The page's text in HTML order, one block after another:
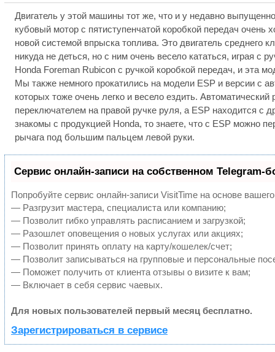
Двигатель у этой машины тот же, что и у недавно
кубовый мотор с пятиступенчатой коробкой передач очень
новой системой впрыска топлива. Это двигатель среднего
никуда не деться, но с ним очень весело кататься, играя с
Honda Foreman Rubicon с ручкой коробкой передач, и эта
Мы также немного прокатились на модели ESP и версии с
которых тоже очень легко и весело ездить.
переключателем на правой ручке руля, а ESP находится с
знакомы с продукцией Honda, то знаете, что с ESP можно
рычага под большим пальцем левой руки.
Сервис онлайн-записи на собственном Telegram-
Попробуйте сервис онлайн-записи VisitTime на основе
— Разгрузит мастера, специалиста или компанию;
— Позволит гибко управлять расписанием и загрузкой;
— Разошлет оповещения о новых услугах или акциях;
— Позволит принять оплату на карту/кошелек/счет;
— Позволит записываться на групповые и персональные
— Поможет получить от клиента отзывы о визите к вам;
— Включает в себя сервис чаевых.
Для новых пользователей первый месяц бесплатно.
Зарегистрироваться в сервисе